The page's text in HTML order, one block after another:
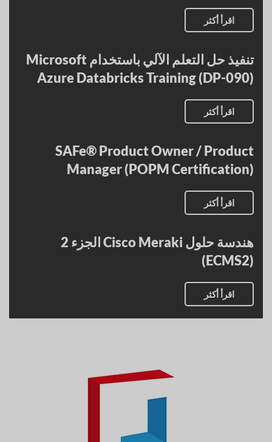
اقرأ أكثر
تنفيذ حل التعلم الآلي باستخدام Microsoft
Azure Databricks Training (DP-090)
اقرأ أكثر
SAFe® Product Owner / Product
Manager (POPM Certification)
اقرأ أكثر
هندسة حلول Cisco Meraki الجزء 2
(ECMS2)
اقرأ أكثر